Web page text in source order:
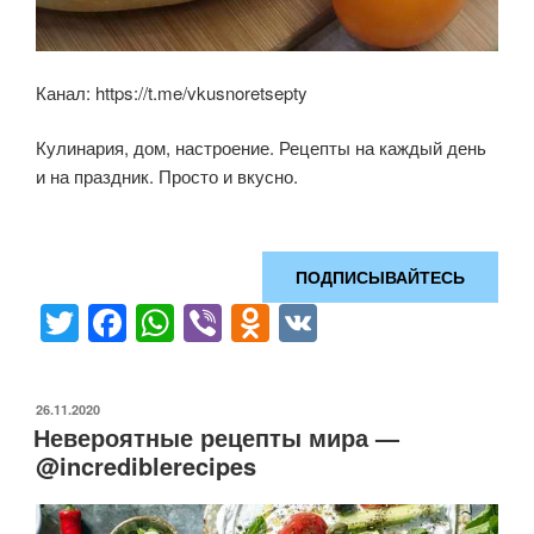
Канал: https://t.me/vkusnoretsepty
Кулинария, дом, настроение. Рецепты на каждый день
и на праздник. Просто и вкусно.
ПОДПИСЫВАЙТЕСЬ
T
wi
tt
er
F
a
e
b
o
W
h
s
A
p
Vi
b
O
d
o
a
ОПУБЛИКОВАНО
26.11.2020
Невероятные рецепты мира —
@incrediblerecipes